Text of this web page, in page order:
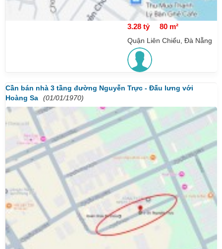
3.28 tỷ 80 m²
Quận Liên Chiểu, Đà Nẵng
Cần bán nhà 3 tầng đường Nguyễn Trực - Đấu lưng với
Hoàng Sa
(01/01/1970)